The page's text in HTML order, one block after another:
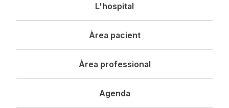
principal
L'hospital
Àrea pacient
Àrea professional
Agenda